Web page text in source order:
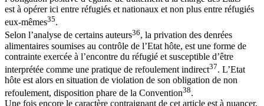
est à opérer ici entre réfugiés et nationaux et non plus entre réfugiés
eux-mêmes35.
Selon l’analyse de certains auteurs36, la privation des denrées
alimentaires soumises au contrôle de l’Etat hôte, est une forme de
contrainte exercée à l’encontre du réfugié et susceptible d’être
interprétée comme une pratique de refoulement indirect37. L’Etat
hôte est alors en situation de violation de son obligation de non
refoulement, disposition phare de la Convention38.
Une fois encore le caractère contraignant de cet article est à nuancer.